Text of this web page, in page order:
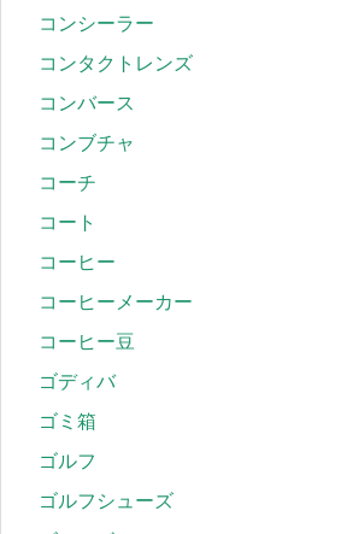
コンシーラー
コンタクトレンズ
コンバース
コンブチャ
コーチ
コート
コーヒー
コーヒーメーカー
コーヒー豆
ゴディバ
ゴミ箱
ゴルフ
ゴルフシューズ